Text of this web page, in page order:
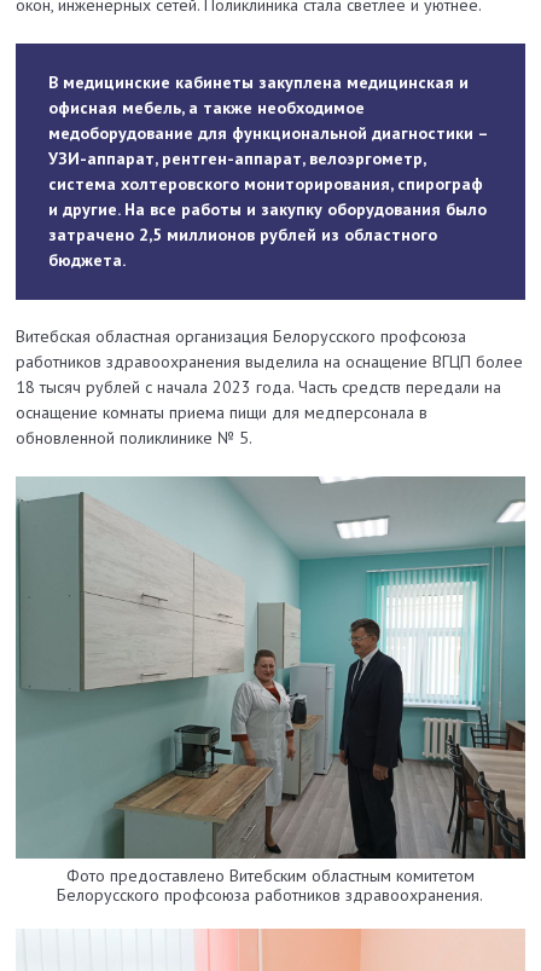
окон, инженерных сетей. Поликлиника стала светлее и уютнее.
В медицинские кабинеты закуплена медицинская и
офисная мебель, а также необходимое
медоборудование для функциональной диагностики –
УЗИ-аппарат, рентген-аппарат, велоэргометр,
система холтеровского мониторирования, спирограф
и другие. На все работы и закупку оборудования было
затрачено 2,5 миллионов рублей из областного
бюджета.
Витебская областная организация Белорусского профсоюза
работников здравоохранения выделила на оснащение ВГЦП более
18 тысяч рублей с начала 2023 года. Часть средств передали на
оснащение комнаты приема пищи для медперсонала в
обновленной поликлинике № 5.
Фото предоставлено Витебским областным комитетом
Белорусского профсоюза работников здравоохранения.